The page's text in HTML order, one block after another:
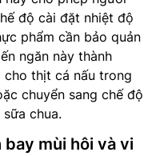
độ cài đặt nhiệt độ
phẩm cần bảo quản
ngăn này thành
thịt cá nấu trong
chuyển sang chế độ
chua.
mùi hôi và vi